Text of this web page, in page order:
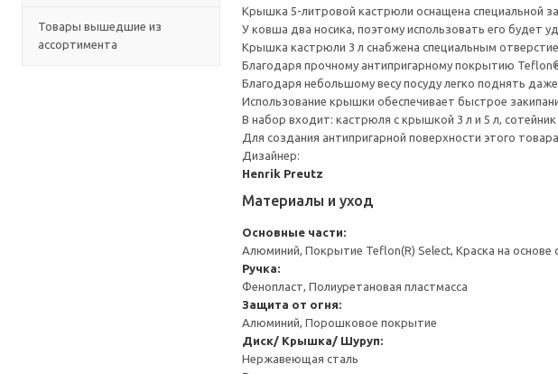
Товары вышедшие из
ассортимента
Крышка 5-литровой кастрюли оснащена специальной
У ковша два носика, поэтому использовать его будет
Крышка кастрюли 3 л снабжена специальным
Благодаря прочному антипригарному покрытию
Благодаря небольшому весу посуду легко поднять
Использование крышки обеспечивает быстрое
В набор входит: кастрюля с крышкой 3 л и 5 л,
Для создания антипригарной поверхности этого
Дизайнер:
Henrik Preutz
Материалы и уход
Основные части:
Алюминий, Покрытие Teflon(R) Select, Краска на основе
Ручка:
Фенопласт, Полиуретановая пластмасса
Защита от огня:
Алюминий, Порошковое покрытие
Диск/ Крышка/ Шуруп:
Нержавеющая сталь